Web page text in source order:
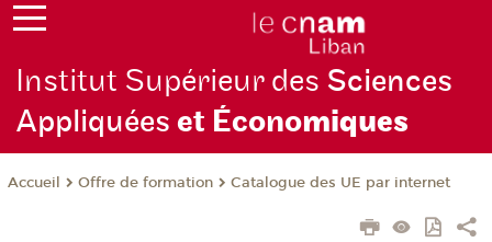
Institut Supérieur des Sciences
Appliquéeset Économiques
Accueil Offre de formation Catalogue des UE par internet